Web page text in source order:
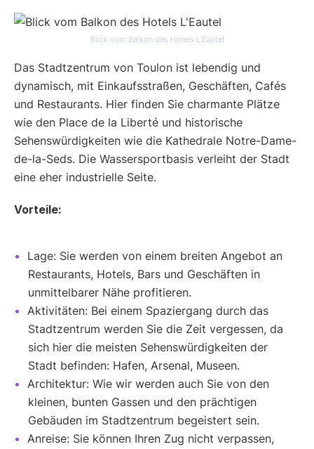
Blick vom Balkon des Hotels L’Eautel
Das Stadtzentrum von Toulon ist lebendig und
dynamisch, mit Einkaufsstraßen, Geschäften, Cafés
und Restaurants. Hier finden Sie charmante Plätze
wie den Place de la Liberté und historische
Sehenswürdigkeiten wie die Kathedrale Notre-Dame-
de-la-Seds. Die Wassersportbasis verleiht der Stadt
eine eher industrielle Seite.
Vorteile:
Lage: Sie werden von einem breiten Angebot an
Restaurants, Hotels, Bars und Geschäften in
unmittelbarer Nähe profitieren.
Aktivitäten: Bei einem Spaziergang durch das
Stadtzentrum werden Sie die Zeit vergessen, da
sich hier die meisten Sehenswürdigkeiten der
Stadt befinden: Hafen, Arsenal, Museen.
Architektur: Wie wir werden auch Sie von den
kleinen, bunten Gassen und den prächtigen
Gebäuden im Stadtzentrum begeistert sein.
Anreise: Sie können Ihren Zug nicht verpassen,